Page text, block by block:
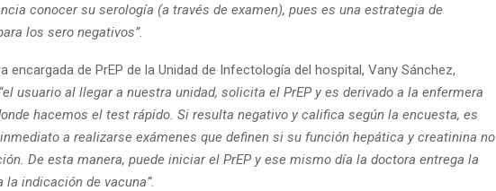
conocer su serología (a través de examen), pues es una estrategia de
los sero negativos”.
encargada de PrEP de la Unidad de Infectología del hospital, Vany Sánchez,
“el usuario al llegar a nuestra unidad, solicita el PrEP y es derivado a la enfermera
hacemos el test rápido. Si resulta negativo y califica según la encuesta, es
a realizarse exámenes que definen si su función hepática y creatinina no
De esta manera, puede iniciar el PrEP y ese mismo día la doctora entrega la
la indicación de vacuna”.